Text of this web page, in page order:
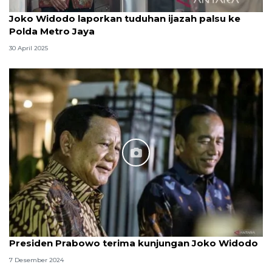
Joko Widodo laporkan tuduhan ijazah palsu ke
Polda Metro Jaya
30 April 2025
Presiden Prabowo terima kunjungan Joko Widodo
7 Desember 2024